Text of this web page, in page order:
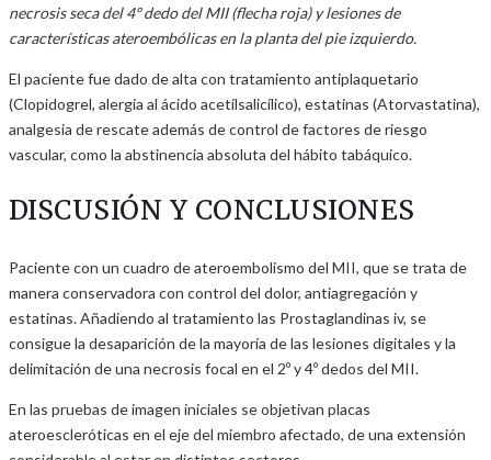
necrosis seca del 4º dedo del MII (flecha roja) y lesiones de
características ateroembólicas en la planta del pie izquierdo.
El paciente fue dado de alta con tratamiento antiplaquetario
(Clopidogrel, alergia al ácido acetilsalicílico), estatinas (Atorvastatina),
analgesia de rescate además de control de factores de riesgo
vascular, como la abstinencia absoluta del hábito tabáquico.
DISCUSIÓN Y CONCLUSIONES
Paciente con un cuadro de ateroembolismo del MII, que se trata de
manera conservadora con control del dolor, antiagregación y
estatinas. Añadiendo al tratamiento las Prostaglandinas iv, se
consigue la desaparición de la mayoría de las lesiones digitales y la
delimitación de una necrosis focal en el 2º y 4º dedos del MII.
En las pruebas de imagen iniciales se objetivan placas
ateroescleróticas en el eje del miembro afectado, de una extensión